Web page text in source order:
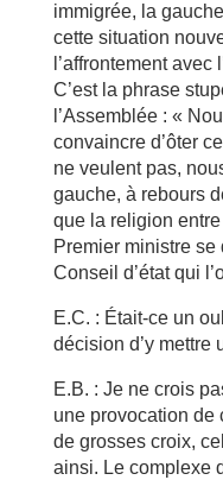
immigrée, la
cette situation
l’affrontement
C’est la phrase
l’Assemblée : «
convaincre d’ôter
ne veulent pas,
gauche, à rebours
que la religion
Premier ministre se
Conseil d’état qui
E.C. : Était-ce un
décision d’y mettre
E.B. : Je ne crois
une provocation de
de grosses croix,
ainsi. Le complexe